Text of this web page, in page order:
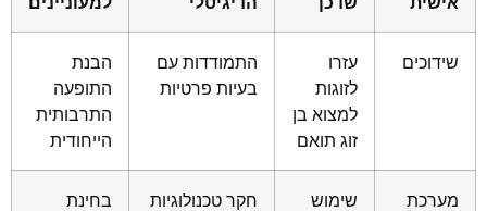
שידוכים
עזרו
לזוגות
למצוא בן
זוג תואם
התמודדות עם
בעיות פרטיות
הבנת
התופעה
התרבותית
הייחודית
מערכת
שימוש
חקר טכנולוגיות
בחינת